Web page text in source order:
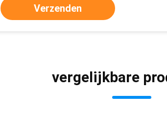
Verzenden
vergelijkbare